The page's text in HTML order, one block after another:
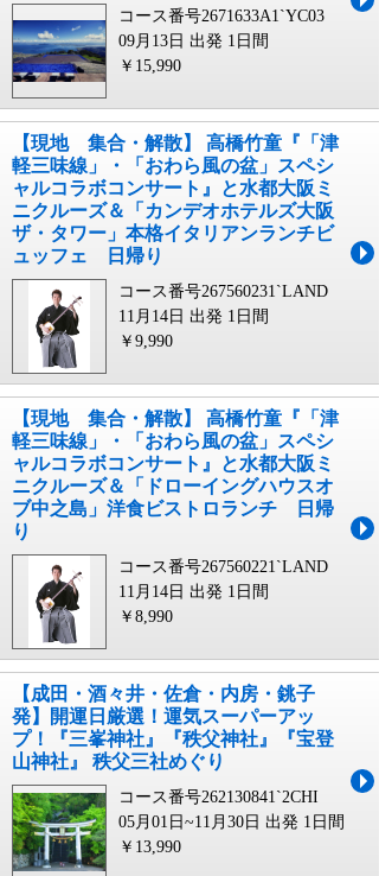
コース番号2671633A1`YC03
09月13日 出発 1日間
￥15,990
【現地 集合・解散】 高橋竹童『「津
軽三味線」・「おわら風の盆」スペシ
ャルコラボコンサート』と水都大阪ミ
ニクルーズ＆「カンデオホテルズ大阪
ザ・タワー」本格イタリアンランチビ
ュッフェ 日帰り
コース番号267560231`LAND
11月14日 出発 1日間
￥9,990
【現地 集合・解散】 高橋竹童『「津
軽三味線」・「おわら風の盆」スペシ
ャルコラボコンサート』と水都大阪ミ
ニクルーズ＆「ドローイングハウスオ
ブ中之島」洋食ビストロランチ 日帰
り
コース番号267560221`LAND
11月14日 出発 1日間
￥8,990
【成田・酒々井・佐倉・内房・銚子
発】開運日厳選！運気スーパーアッ
プ！『三峯神社』『秩父神社』『宝登
山神社』 秩父三社めぐり
コース番号262130841`2CHI
05月01日~11月30日 出発 1日間
￥13,990